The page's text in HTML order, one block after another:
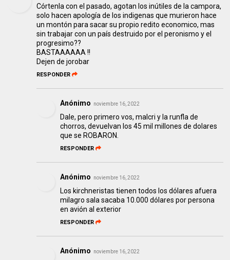
Córtenla con el pasado, agotan los inútiles de la campora,
solo hacen apología de los indigenas que murieron hace
un montón para sacar su propio redito economico, mas
sin trabajar con un país destruido por el peronismo y el
progresimo??
BASTAAAAAA !!
Dejen de jorobar
RESPONDER
Anónimo noviembre 16, 2022
Dale, pero primero vos, malcri y la runfla de
chorros, devuelvan los 45 mil millones de dolares
que se ROBARON.
RESPONDER
Anónimo noviembre 16, 2022
Los kirchneristas tienen todos los dólares afuera
milagro sala sacaba 10.000 dólares por persona
en avión al exterior
RESPONDER
Anónimo noviembre 16, 2022